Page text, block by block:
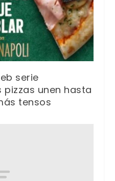
serie
unen hasta
tensos